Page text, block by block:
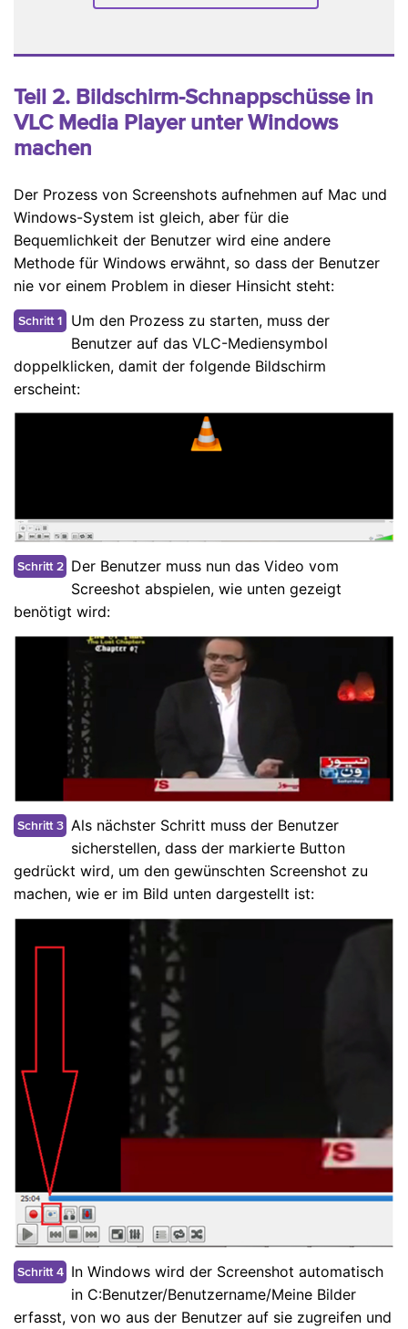
Teil 2. Bildschirm-Schnappschüsse in
VLC Media Player unter Windows
machen
Der Prozess von Screenshots aufnehmen auf Mac und
Windows-System ist gleich, aber für die
Bequemlichkeit der Benutzer wird eine andere
Methode für Windows erwähnt, so dass der Benutzer
nie vor einem Problem in dieser Hinsicht steht:
Schritt 1
Um den Prozess zu starten, muss der
Benutzer auf das VLC-Mediensymbol
doppelklicken, damit der folgende Bildschirm
erscheint:
Schritt 2 Der Benutzer muss nun das Video vom
Screeshot abspielen, wie unten gezeigt
benötigt wird:
Schritt 3 Als nächster Schritt muss der Benutzer
sicherstellen, dass der markierte Button
gedrückt wird, um den gewünschten Screenshot zu
machen, wie er im Bild unten dargestellt ist:
Schritt 4 In Windows wird der Screenshot automatisch
in C:Benutzer/Benutzername/Meine Bilder
erfasst, von wo aus der Benutzer auf sie zugreifen und